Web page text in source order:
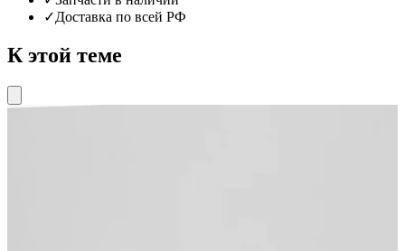
✓Доставка по всей РФ
К этой теме